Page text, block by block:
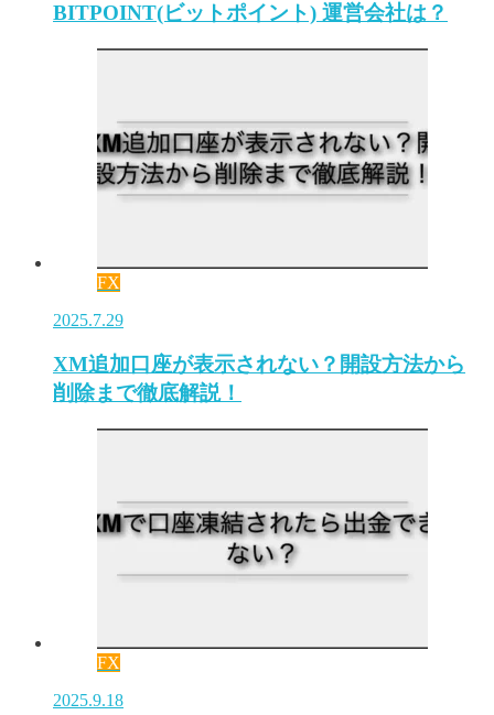
BITPOINT(ビットポイント) 運営会社は？
FX
2025.7.29
XM追加口座が表示されない？開設方法から
削除まで徹底解説！
FX
2025.9.18